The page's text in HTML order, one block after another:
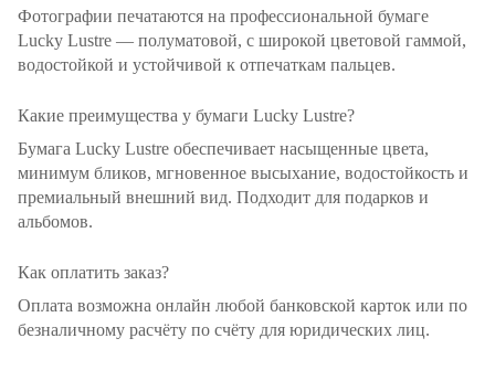
Фотографии печатаются на профессиональной бумаге
Lucky Lustre — полуматовой, с широкой цветовой гаммой,
водостойкой и устойчивой к отпечаткам пальцев.
Какие преимущества у бумаги Lucky Lustre?
Бумага Lucky Lustre обеспечивает насыщенные цвета,
минимум бликов, мгновенное высыхание, водостойкость и
премиальный внешний вид. Подходит для подарков и
альбомов.
Как оплатить заказ?
Оплата возможна онлайн любой банковской карток или по
безналичному расчёту по счёту для юридических лиц.